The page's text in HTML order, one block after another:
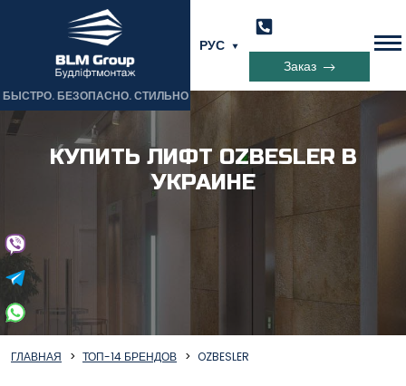
БЫСТРО. БЕЗОПАСНО. СТИЛЬНО
РУС
Заказ
КУПИТЬ ЛИФТ OZBESLER В
УКРАИНЕ
ГЛАВНАЯ ТОП-14 БРЕНДОВ OZBESLER